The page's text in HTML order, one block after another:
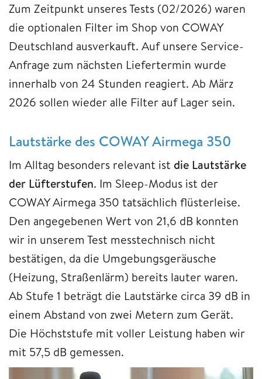
Zum Zeitpunkt unseres Tests (02/2026) waren
die optionalen Filter im Shop von COWAY
Deutschland ausverkauft. Auf unsere Service-
Anfrage zum nächsten Liefertermin wurde
innerhalb von 24 Stunden reagiert. Ab März
2026 sollen wieder alle Filter auf Lager sein.
Lautstärke des COWAY Airmega 350
Im Alltag besonders relevant ist die Lautstärke
der Lüfterstufen. Im Sleep-Modus ist der
COWAY Airmega 350 tatsächlich flüsterleise.
Den angegebenen Wert von 21,6 dB konnten
wir in unserem Test messtechnisch nicht
bestätigen, da die Umgebungsgeräusche
(Heizung, Straßenlärm) bereits lauter waren.
Ab Stufe 1 beträgt die Lautstärke circa 39 dB in
einem Abstand von zwei Metern zum Gerät.
Die Höchststufe mit voller Leistung haben wir
mit 57,5 dB gemessen.